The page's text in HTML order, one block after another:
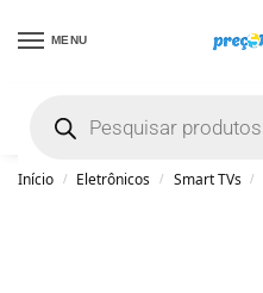
MENU
Início / Eletrônicos / Smart TVs /